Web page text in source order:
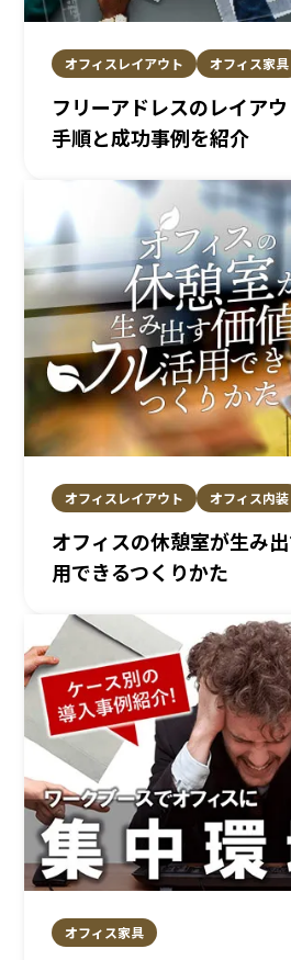
オフィスレイアウト オフィス家具
フリーアドレスのレイア
手順と成功事例を紹介
オフィスレイアウト オフィス内装
オフィスの休憩室が生み
用できるつくりかた
オフィス家具